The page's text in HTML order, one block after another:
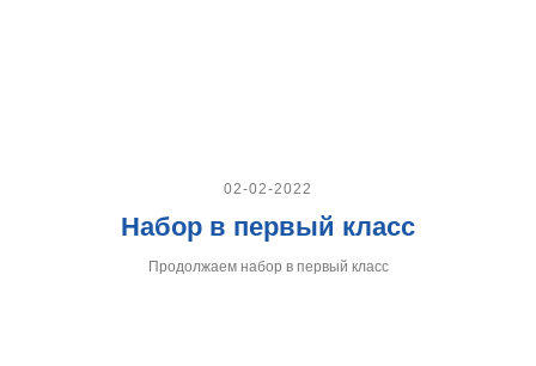
02-02-2022
Набор в первый класс
Продолжаем набор в первый класс